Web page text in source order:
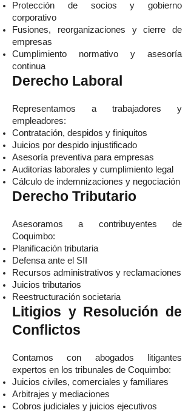
Protección de socios y gobierno
corporativo
Fusiones, reorganizaciones y cierre de
empresas
Cumplimiento normativo y asesoría
continua
Derecho Laboral
Representamos a trabajadores y
empleadores:
Contratación, despidos y finiquitos
Juicios por despido injustificado
Asesoría preventiva para empresas
Auditorías laborales y cumplimiento legal
Cálculo de indemnizaciones y negociación
Derecho Tributario
Asesoramos a contribuyentes de
Coquimbo:
Planificación tributaria
Defensa ante el SII
Recursos administrativos y reclamaciones
Juicios tributarios
Reestructuración societaria
Litigios y Resolución de
Conflictos
Contamos con abogados litigantes
expertos en los tribunales de Coquimbo:
Juicios civiles, comerciales y familiares
Arbitrajes y mediaciones
Cobros judiciales y juicios ejecutivos